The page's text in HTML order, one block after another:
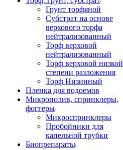
Грунт торфяной
Субстрат на основе
верхового торфа
нейтрализованный
Торф верховой
нейтрализованный
Торф верховой низкой
степени разложения
Торф Низинный
Пленка для водоемов
Микрополив, спринклеры,
фоггеры
Микроспринклеры
Пробойники для
капельной трубки
Биопрепараты